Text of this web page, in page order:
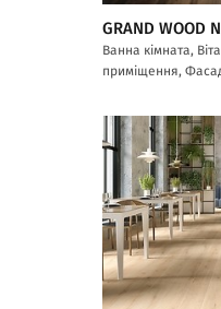
GRAND WOOD
Ванна кімната,
приміщення,